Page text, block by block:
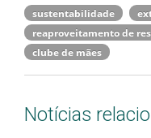
sustentabilidade
reaproveitamento de
clube de mães
Notícias